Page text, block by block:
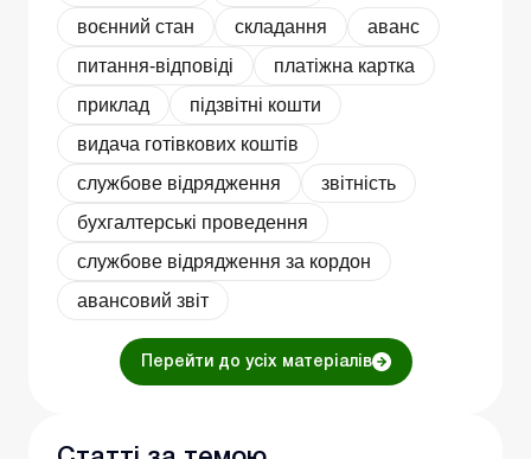
воєнний стан
складання
аванс
питання-відповіді
платіжна картка
приклад
підзвітні кошти
видача готівкових коштів
службове відрядження
звітність
бухгалтерські проведення
службове відрядження за кордон
авансовий звіт
Перейти до усіх матеріалів